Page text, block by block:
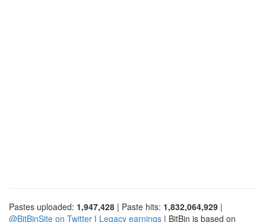
Pastes uploaded: 1,947,428 | Paste hits: 1,832,064,929 |
@BitBinSite on Twitter | Legacy earnings | BitBin is based on